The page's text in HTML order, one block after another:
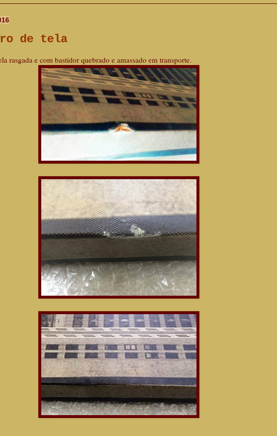
de tela
rasgada e com bastidor quebrado e amassado em transporte.